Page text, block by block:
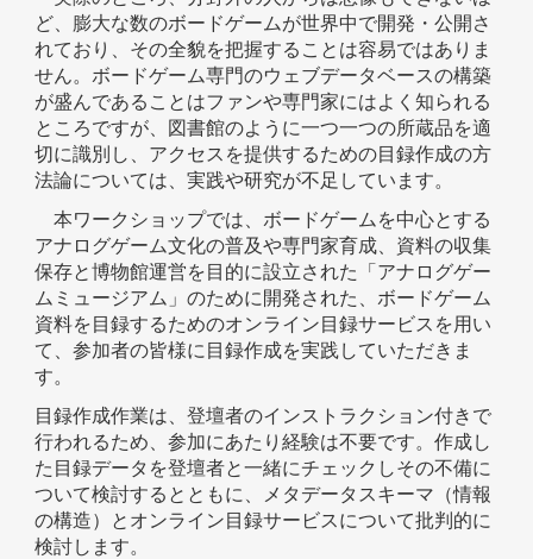
ど、膨大な数のボードゲームが世界中で開発・公開さ
れており、その全貌を把握することは容易ではありま
せん。ボードゲーム専門のウェブデータベースの構築
が盛んであることはファンや専門家にはよく知られる
ところですが、図書館のように一つ一つの所蔵品を適
切に識別し、アクセスを提供するための目録作成の方
法論については、実践や研究が不足しています。
本ワークショップでは、ボードゲームを中心とする
アナログゲーム文化の普及や専門家育成、資料の収集
保存と博物館運営を目的に設立された「アナログゲー
ムミュージアム」のために開発された、ボードゲーム
資料を目録するためのオンライン目録サービスを用い
て、参加者の皆様に目録作成を実践していただきま
す。
目録作成作業は、登壇者のインストラクション付きで
行われるため、参加にあたり経験は不要です。作成し
た目録データを登壇者と一緒にチェックしその不備に
ついて検討するとともに、メタデータスキーマ（情報
の構造）とオンライン目録サービスについて批判的に
検討します。